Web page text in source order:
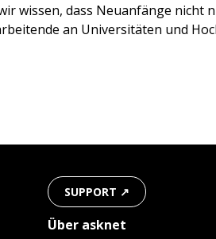
wissen, dass Neuanfänge nicht
an Universitäten und
SUPPORT ↗
Über asknet